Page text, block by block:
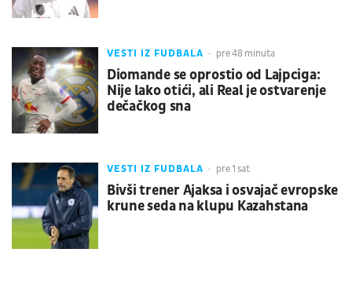
VESTI IZ FUDBALA pre 48 minuta
Diomande se oprostio od Lajpciga:
Nije lako otići, ali Real je ostvarenje
dečačkog sna
VESTI IZ FUDBALA pre 1 sat
Bivši trener Ajaksa i osvajač evropske
krune seda na klupu Kazahstana